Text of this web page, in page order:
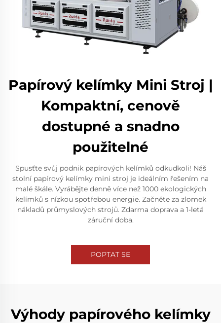
Papírový kelímky Mini Stroj |
Kompaktní, cenově
dostupné a snadno
použitelné
Spusťte svůj podnik papírových kelímků odkudkoli! Náš
stolní papírový kelímky mini stroj je ideálním řešením na
malé škále. Vyrábějte denně více než 1000 ekologických
kelímků s nízkou spotřebou energie. Začněte za zlomek
nákladů průmyslových strojů. Zdarma doprava a 1-letá
záruční doba.
POPTAT SE
Výhody papírového kelímky